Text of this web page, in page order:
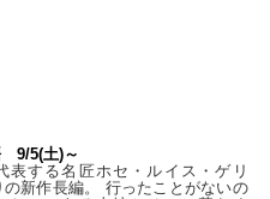
9/5(土)～
表する名匠ホセ・ルイス・ゲリ
の新作長編。 行ったことがないの